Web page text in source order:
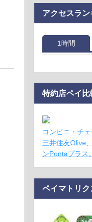
アクセスラン
1時間
特約店ペイ比
コンビニ・チ
三井住友Olive
ンPontaプラス。
ペイマトリク